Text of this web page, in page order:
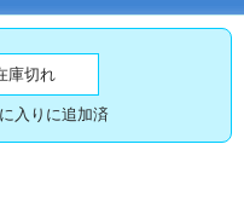
庫切れ
入りに追加済